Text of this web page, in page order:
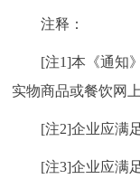
注释：
[注1]本《通知》
实物商品或餐饮网
[注2]企业应满足
[注3]企业应满足